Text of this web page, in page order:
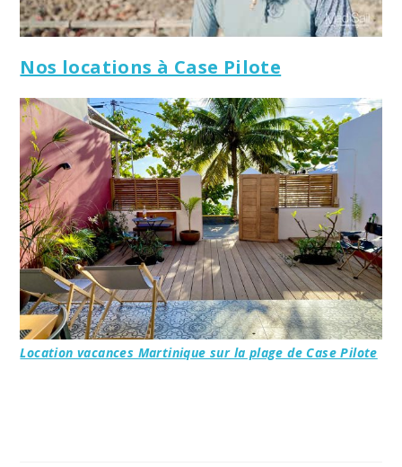
Nos locations à Case Pilote
Location vacances Martinique sur la plage de Case Pilote